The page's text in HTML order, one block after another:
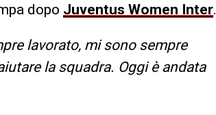
dopo Juventus Women Inter.
lavorato, mi sono sempre
la squadra. Oggi è andata